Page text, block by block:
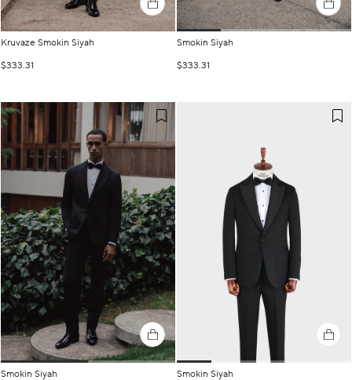
Kruvaze Smokin Siyah
$333.31
Smokin Siyah
$333.31
Smokin Siyah Smokin Siyah